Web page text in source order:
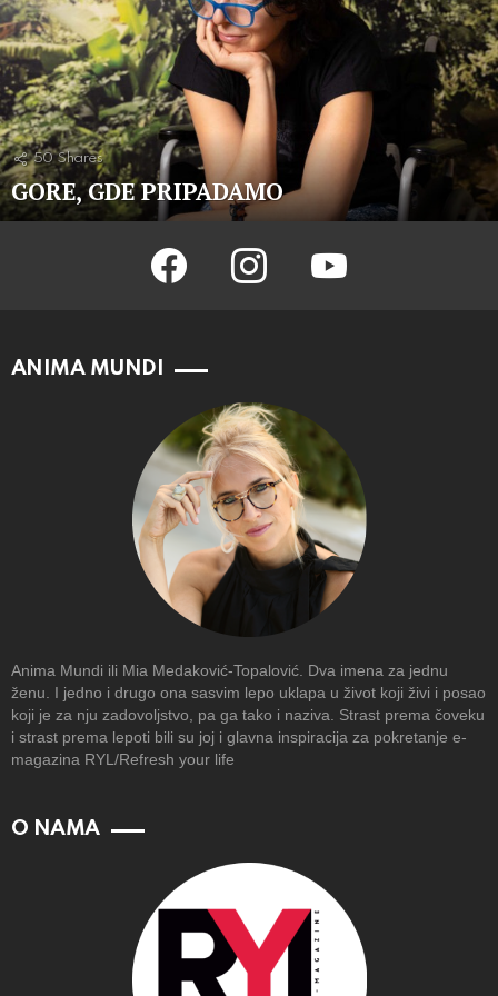
50 Shares
GORE, GDE PRIPADAMO
facebook instagram youtube
ANIMA MUNDI
Anima Mundi ili Mia Medaković-Topalović. Dva imena za jednu
ženu. I jedno i drugo ona sasvim lepo uklapa u život koji živi i posao
koji je za nju zadovoljstvo, pa ga tako i naziva. Strast prema čoveku
i strast prema lepoti bili su joj i glavna inspiracija za pokretanje e-
magazina RYL/Refresh your life
O NAMA